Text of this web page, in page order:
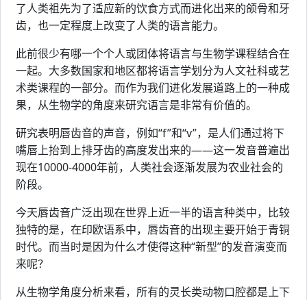
了人类祖先为了适应新的饮食方式而进化出来的颌骨和牙
齿，也一定程度上改变了人类的语言能力。
此前很少有哪一个个人或团体将语言与生物学课程结合在
一起。大多数国家和地区都将语言学划分为人文社科或艺
术类课程的一部分。而作为我们进化发展道路上的一种成
果，从生物学的角度来研究语言是非常有价值的。
研究表明唇齿音的声音，例如“f”和“v”，是人们通过将下
嘴唇上抬到上排牙齿的高度发出来的——这一发音普遍出
现在10000-4000年前，人类社会逐渐发展为农业社会的
阶段。
今天唇齿音广泛出现在世界上近一半的语言种类中，比较
独特的是，在印欧语系中，唇齿音的出现主要开始于青铜
时代。而当时是因为什么才使得这种“新型”的发音演变而
来呢？
从生物学角度分析来看，所有的灵长类动物口腔都是上下